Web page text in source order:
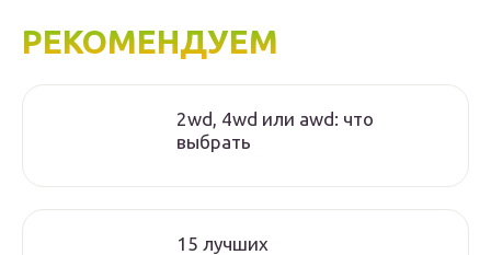
РЕКОМЕНДУЕМ
2wd, 4wd или awd: что
выбрать
15 лучших